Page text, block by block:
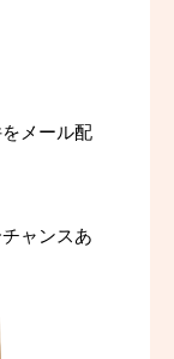
メール配
ャンスあ